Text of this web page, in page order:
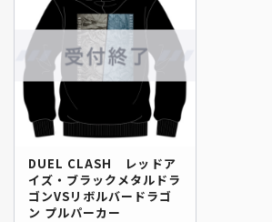
DUEL CLASH レッドア
イズ・ブラックメタルドラ
ゴンVSリボルバードラゴ
ン プルパーカー